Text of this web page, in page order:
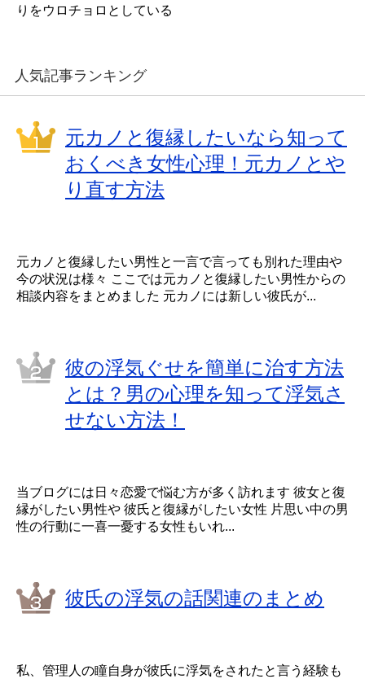
りをウロチョロとしている
人気記事ランキング
元カノと復縁したいなら知って
おくべき女性心理！元カノとや
り直す方法
元カノと復縁したい男性と一言で言っても別れた理由や
今の状況は様々 ここでは元カノと復縁したい男性からの
相談内容をまとめました 元カノには新しい彼氏が...
彼の浮気ぐせを簡単に治す方法
とは？男の心理を知って浮気さ
せない方法！
当ブログには日々恋愛で悩む方が多く訪れます 彼女と復
縁がしたい男性や 彼氏と復縁がしたい女性 片思い中の男
性の行動に一喜一憂する女性もいれ...
彼氏の浮気の話関連のまとめ
私、管理人の瞳自身が彼氏に浮気をされたと言う経験も